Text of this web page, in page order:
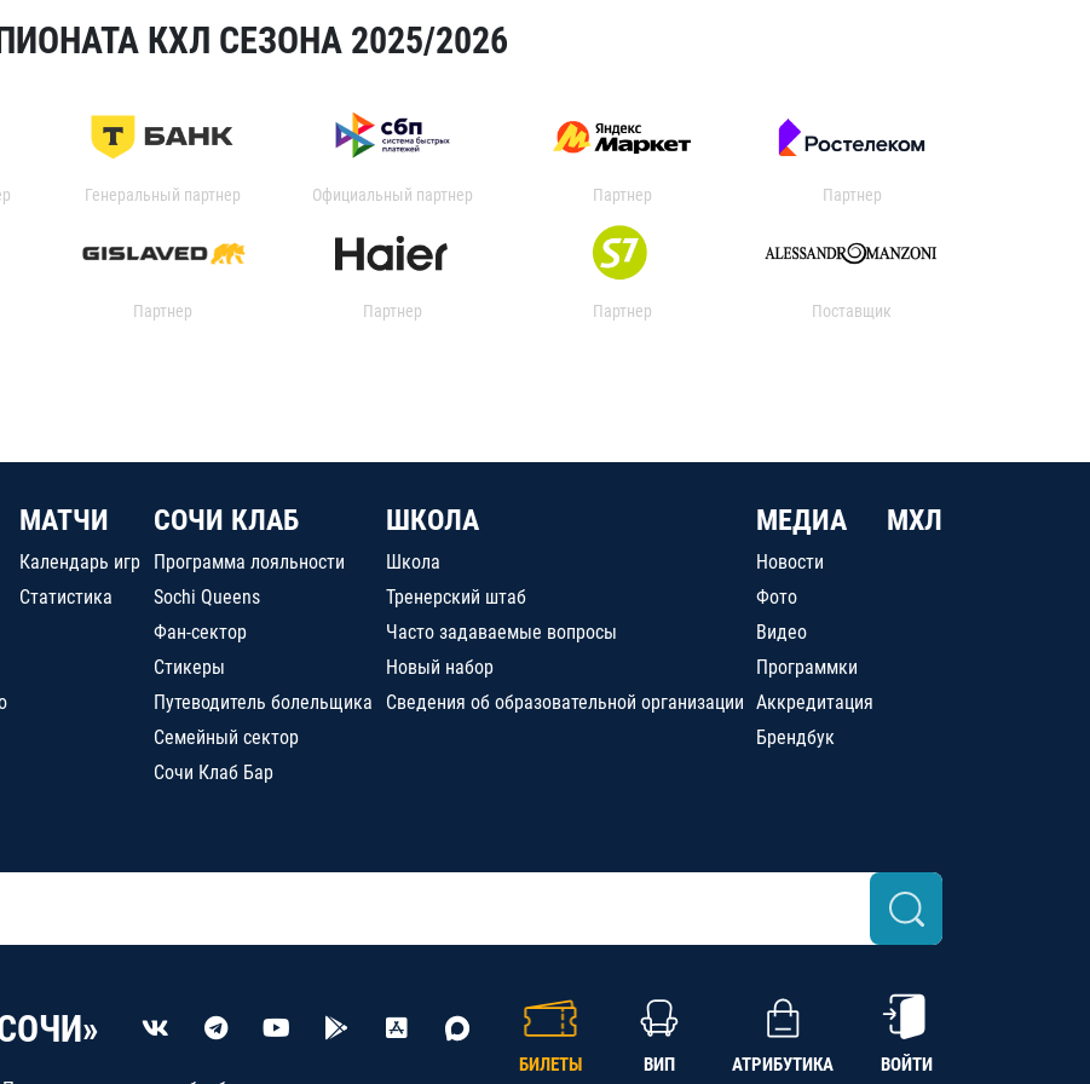
КХЛ СЕЗОНА 2025/2026
Генеральный партнер Официальный партнер Партнер Партнер
Партнер Партнер Партнер Поставщик
МАТЧИ
Календарь игр
Статистика
СОЧИ КЛАБ
Программа лояльности
Sochi Queens
Фан-сектор
Стикеры
Путеводитель болельщика
Семейный сектор
Сочи Клаб Бар
ШКОЛА
Школа
Тренерский штаб
Часто задаваемые вопросы
Новый набор
Сведения об образовательной организации
МЕДИА
Новости
Фото
Видео
Программки
Аккредитация
Брендбук
МХЛ
БИЛЕТЫ ВИП АТРИБУТИКА ВОЙТИ